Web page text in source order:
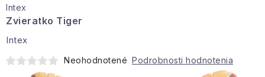
Darčeky
Bytové vône
Intex
Zvieratko Tiger
Intex
Neohodnotené Podrobnosti hodnotenia